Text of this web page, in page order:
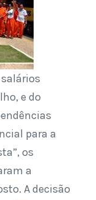
e do
para a
os
a
A decisão